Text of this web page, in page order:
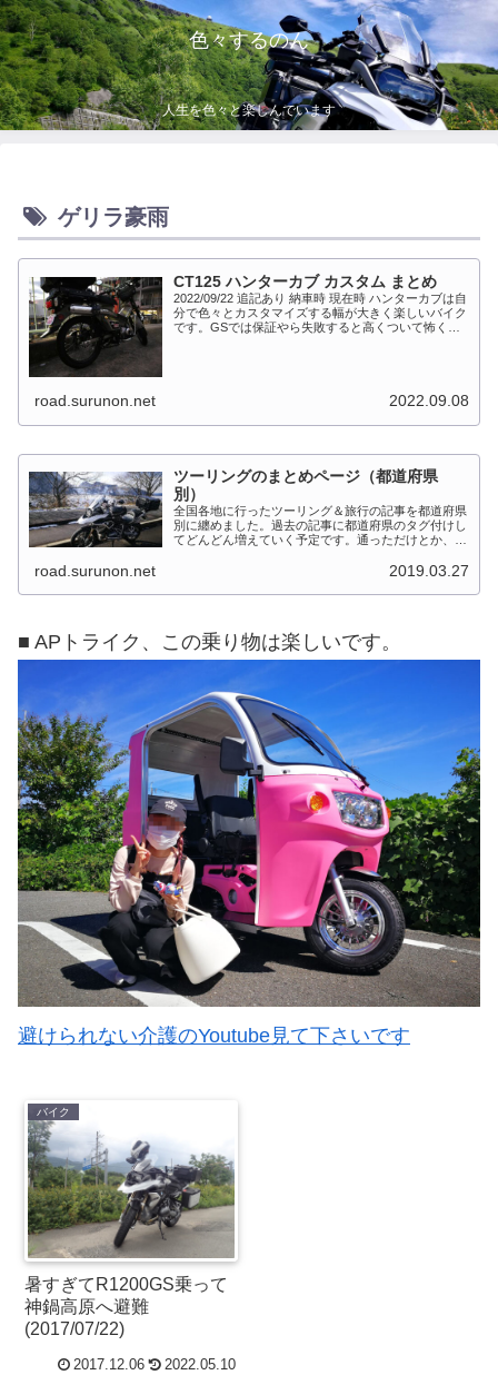
色々するのん
人生を色々と楽しんでいます
ゲリラ豪雨
CT125 ハンターカブ カスタム まとめ
2022/09/22 追記あり 納車時 現在時 ハンターカブは自
分で色々とカスタマイズする幅が大きく楽しいバイク
です。GSでは保証やら失敗すると高くついて怖くて
road.surunon.net 2022.09.08
ツーリングのまとめページ（都道府県
別）
全国各地に行ったツーリング＆旅行の記事を都道府県
別に纏めました。過去の記事に都道府県のタグ付けし
てどんどん増えていく予定です。通っただけとか、中
なかなか難しいですね、能登半島とか北陸とか、石
road.surunon.net 2019.03.27
■ APトライク、この乗り物は楽しいです。
避けられない介護のYoutube見て下さいです
バイク
暑すぎてR1200GS乗って
神鍋高原へ避難
(2017/07/22)
2017.12.06 2022.05.10